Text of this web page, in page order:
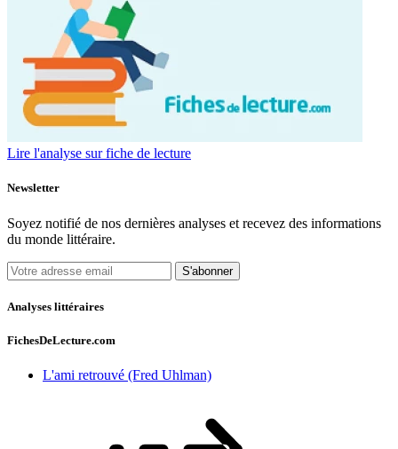
Lire l'analyse sur fiche de lecture
Newsletter
Soyez notifié de nos dernières analyses et recevez des informations
du monde littéraire.
S'abonner
Analyses littéraires
FichesDeLecture.com
L'ami retrouvé (Fred Uhlman)